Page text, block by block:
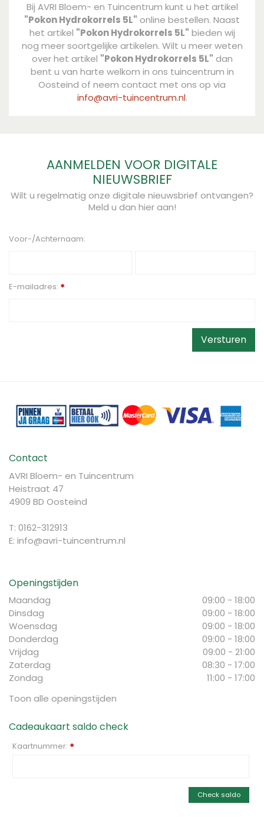
Bij AVRI Bloem- en Tuincentrum kunt u het artikel
"Pokon Hydrokorrels 5L" online bestellen. Naast
het artikel "Pokon Hydrokorrels 5L" bieden wij
nog meer soortgelijke artikelen. Wilt u meer weten
over het artikel "Pokon Hydrokorrels 5L" dan
bent u van harte welkom in ons tuincentrum in
Oosteind of neem contact met ons op via
info@avri-tuincentrum.nl.
AANMELDEN VOOR DIGITALE
NIEUWSBRIEF
Wilt u regelmatig onze digitale nieuwsbrief ontvangen?
Meld u dan hier aan!
Voor-/Achternaam:
E-mailadres: *
Contact
AVRI Bloem- en Tuincentrum
Heistraat 47
4909 BD Oosteind
T: 0162-312913
E: info@avri-tuincentrum.nl
Openingstijden
Maandag
09:00 - 18:00
Dinsdag
09:00 - 18:00
Woensdag
09:00 - 18:00
Donderdag
09:00 - 18:00
Vrijdag
09:00 - 21:00
Zaterdag
08:30 - 17:00
Zondag
11:00 - 17:00
Toon alle openingstijden
Cadeaukaart saldo check
Kaartnummer: *
Check saldo